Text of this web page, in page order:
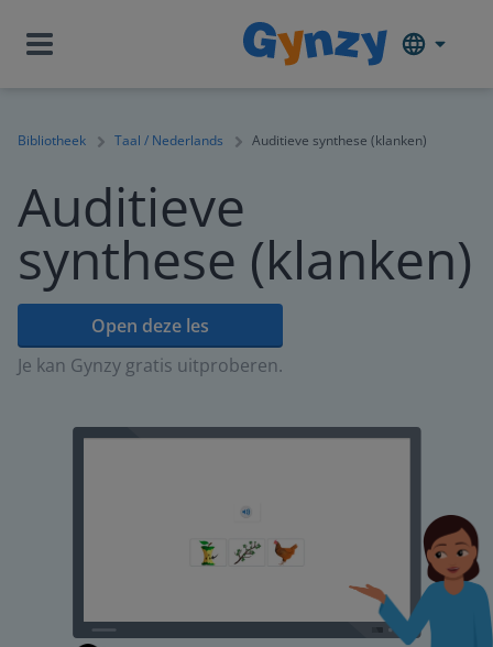
Bibliotheek Taal / Nederlands Auditieve synthese (klanken)
Auditieve
synthese (klanken)
Open deze les
Je kan Gynzy gratis uitproberen.